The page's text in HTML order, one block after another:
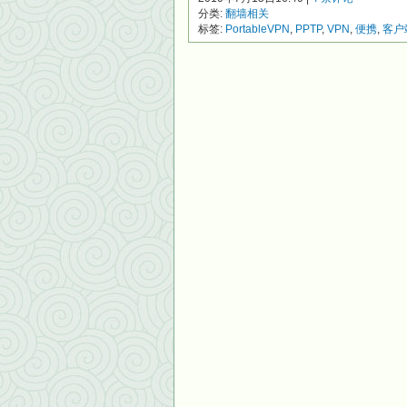
分类: 翻墙相关
标签: PortableVPN , PPTP, VPN , 便携, 客户